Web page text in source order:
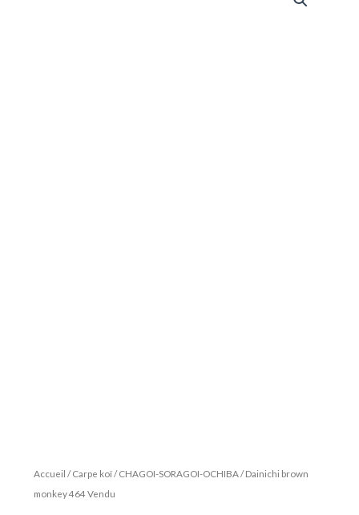
Accueil /Carpe koï/CHAGOI-SORAGOI-OCHIBA/ Dainichi brown
monkey 464 Vendu